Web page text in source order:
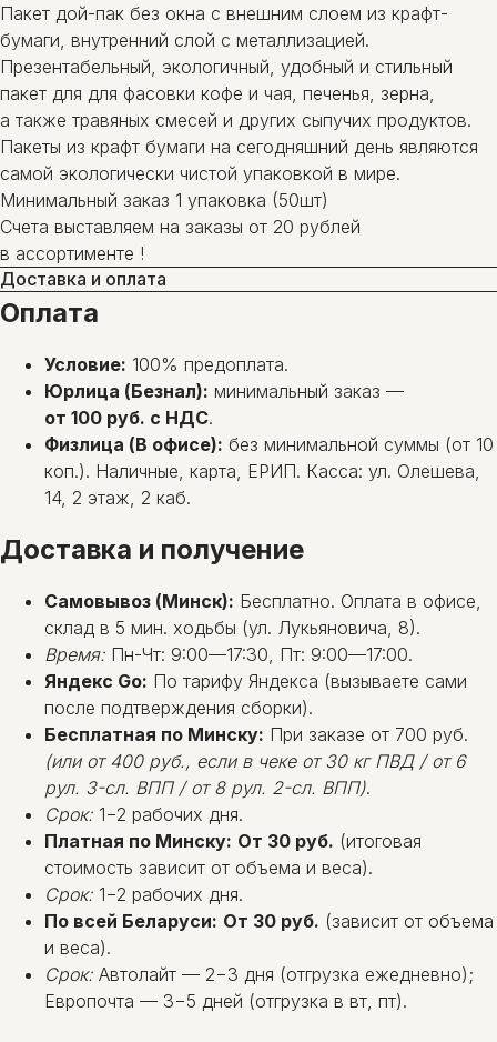
Пакет дой-пак без окна с внешним слоем из крафт-
бумаги, внутренний слой с металлизацией.
Презентабельный, экологичный, удобный и стильный
пакет для для фасовки кофе и чая, печенья, зерна,
а также травяных смесей и других сыпучих продуктов.
Пакеты из крафт бумаги на сегодняшний день являются
самой экологически чистой упаковкой в мире.
Минимальный заказ 1 упаковка (50шт)
Счета выставляем на заказы от 20 рублей
в ассортименте !
Доставка и оплата
Оплата
Условие: 100% предоплата.
Юрлица (Безнал): минимальный заказ —
от 100 руб. с НДС.
Физлица (В офисе): без минимальной суммы (от 10
коп.). Наличные, карта, ЕРИП. Касса: ул. Олешева,
14, 2 этаж, 2 каб.
Доставка и получение
Самовывоз (Минск): Бесплатно. Оплата в офисе,
склад в 5 мин. ходьбы (ул. Лукьяновича, 8).
Время: Пн-Чт: 9:00—17:30, Пт: 9:00—17:00.
Яндекс Go: По тарифу Яндекса (вызываете сами
после подтверждения сборки).
Бесплатная по Минску: При заказе от 700 руб.
(или от 400 руб., если в чеке от 30 кг ПВД / от 6
рул. 3-сл. ВПП / от 8 рул. 2-сл. ВПП).
Срок: 1−2 рабочих дня.
Платная по Минску: От 30 руб. (итоговая
стоимость зависит от объема и веса).
Срок: 1−2 рабочих дня.
По всей Беларуси: От 30 руб. (зависит от объема
и веса).
Срок: Автолайт — 2−3 дня (отгрузка ежедневно);
Европочта — 3−5 дней (отгрузка в вт, пт).